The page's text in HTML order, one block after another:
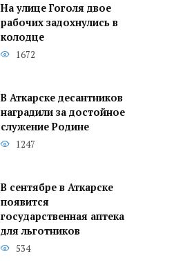
На улице Гоголя двое
рабочих задохнулись в
колодце
1672
В Аткарске десантников
наградили за достойное
служение Родине
1247
В сентябре в Аткарске
появится
государственная аптека
для льготников
534